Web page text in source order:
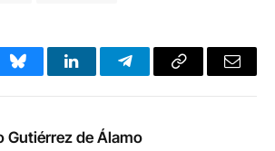
BlueskyLinkedInTelegramCopy
Email
Gutiérrez de Álamo